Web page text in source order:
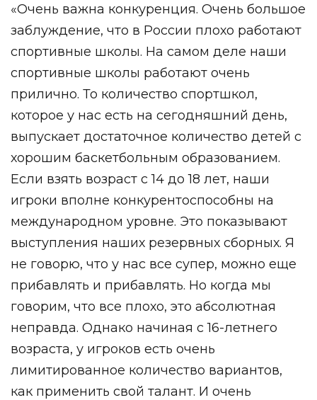
«Очень важна конкуренция. Очень большое
заблуждение, что в России плохо работают
спортивные школы. На самом деле наши
спортивные школы работают очень
прилично. То количество спортшкол,
которое у нас есть на сегодняшний день,
выпускает достаточное количество детей с
хорошим баскетбольным образованием.
Если взять возраст с 14 до 18 лет, наши
игроки вполне конкурентоспособны на
международном уровне. Это показывают
выступления наших резервных сборных. Я
не говорю, что у нас все супер, можно еще
прибавлять и прибавлять. Но когда мы
говорим, что все плохо, это абсолютная
неправда. Однако начиная с 16-летнего
возраста, у игроков есть очень
лимитированное количество вариантов,
как применить свой талант. И очень